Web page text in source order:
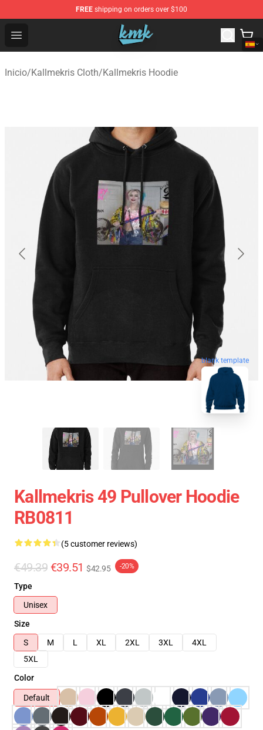
FREE shipping on orders over $100
Open menu
KallMeKris Store - Official KallMeKris Merchandise Shop
Inicio/Kallmekris Cloth/Kallmekris Hoodie
blank template
Kallmekris 49 Pullover Hoodie
RB0811
(5 customer reviews)
€49.39 €39.51 $42.95 -20%
Type
Unisex
Size
S
M L XL 2XL 3XL
4XL
5XL
Color
Default